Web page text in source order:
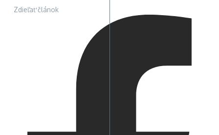
Zdieľať článok